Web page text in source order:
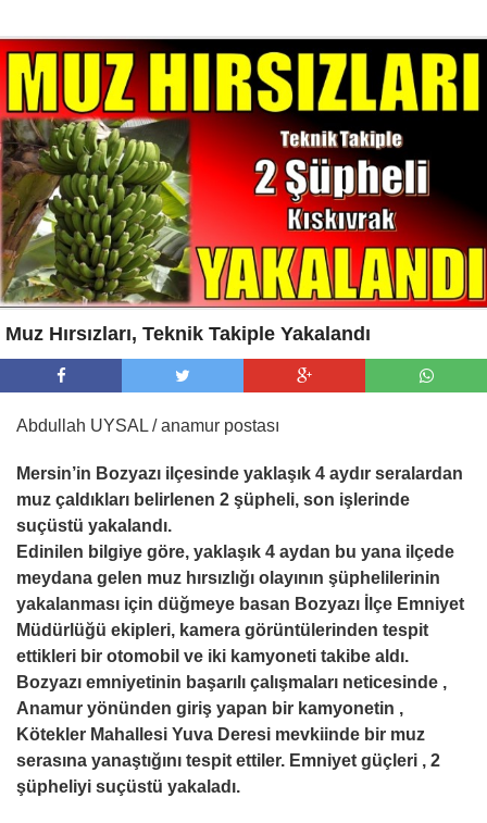
Muz Hırsızları, Teknik Takiple Yakalandı
Abdullah UYSAL / anamur postası
Mersin’in Bozyazı ilçesinde yaklaşık 4 aydır seralardan
muz çaldıkları belirlenen 2 şüpheli, son işlerinde
suçüstü yakalandı.
Edinilen bilgiye göre, yaklaşık 4 aydan bu yana ilçede
meydana gelen muz hırsızlığı olayının şüphelilerinin
yakalanması için düğmeye basan Bozyazı İlçe Emniyet
Müdürlüğü ekipleri, kamera görüntülerinden tespit
ettikleri bir otomobil ve iki kamyoneti takibe aldı.
Bozyazı emniyetinin başarılı çalışmaları neticesinde ,
Anamur yönünden giriş yapan bir kamyonetin ,
Kötekler Mahallesi Yuva Deresi mevkiinde bir muz
serasına yanaştığını tespit ettiler. Emniyet güçleri , 2
şüpheliyi suçüstü yakaladı.